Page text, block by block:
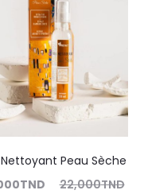
Peau Sèche
22,000TND
TND